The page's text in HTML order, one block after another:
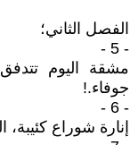
الفصل الثاني؛
- 5 -
مشقة اليوم
جوفاء.!
- 6 -
إنارة شوراع